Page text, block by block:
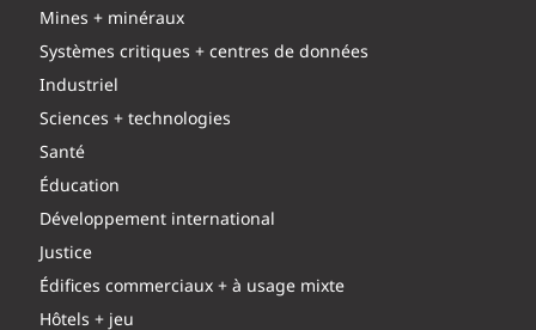
Mines + minéraux
Systèmes critiques + centres de données
Industriel
Sciences + technologies
Santé
Éducation
Développement international
Justice
Édifices commerciaux + à usage mixte
Hôtels + jeu